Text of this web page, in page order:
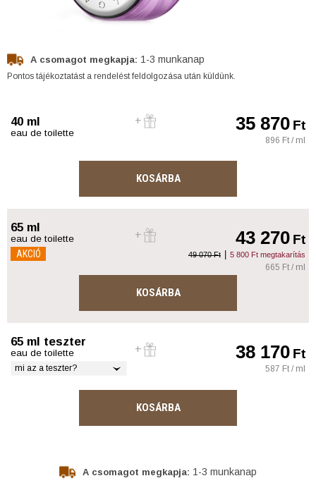
A csomagot megkapja: 1-3 munkanap
Pontos tájékoztatást a rendelést feldolgozása után küldünk.
40 ml
eau de toilette 35 870Ft
896 Ft / ml
KOSÁRBA
65 ml
eau de toilette
AKCIÓ 49 070 Ft | 5 800 Ft megtakarítás
43 270Ft
665 Ft / ml
KOSÁRBA
65 ml teszter
eau de toilette
mi az a teszter?
38 170Ft
587 Ft / ml
KOSÁRBA
A csomagot megkapja: 1-3 munkanap